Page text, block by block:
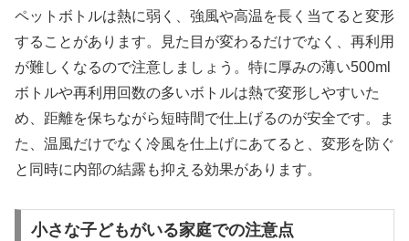
ペットボトルは熱に弱く、強風や高温を長く当てると変形
することがあります。見た目が変わるだけでなく、再利用
が難しくなるので注意しましょう。特に厚みの薄い500ml
ボトルや再利用回数の多いボトルは熱で変形しやすいた
め、距離を保ちながら短時間で仕上げるのが安全です。ま
た、温風だけでなく冷風を仕上げにあてると、変形を防ぐ
と同時に内部の結露も抑える効果があります。
小さな子どもがいる家庭での注意点